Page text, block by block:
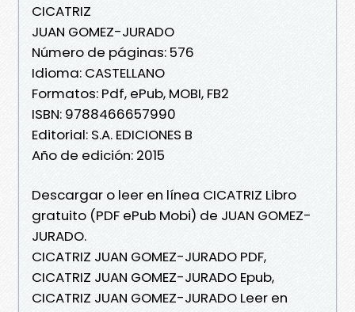
CICATRIZ
JUAN GOMEZ-JURADO
Número de páginas: 576
Idioma: CASTELLANO
Formatos: Pdf, ePub, MOBI, FB2
ISBN: 9788466657990
Editorial: S.A. EDICIONES B
Año de edición: 2015
Descargar o leer en línea CICATRIZ Libro
gratuito (PDF ePub Mobi) de JUAN GOMEZ-
JURADO.
CICATRIZ JUAN GOMEZ-JURADO PDF,
CICATRIZ JUAN GOMEZ-JURADO Epub,
CICATRIZ JUAN GOMEZ-JURADO Leer en